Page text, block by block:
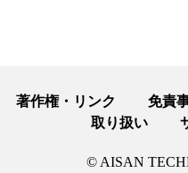
著作権・リンク 免責
取り扱い
© AISAN